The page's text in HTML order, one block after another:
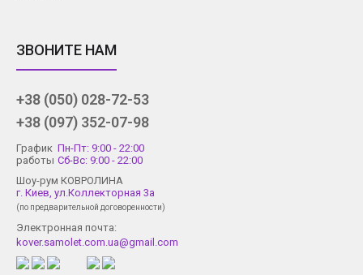
ЗВОНИТЕ НАМ
+38 (050) 028-72-53
+38 (097) 352-07-98
График
работы
Пн-Пт: 9:00 - 22:00
Сб-Вс: 9:00 - 22:00
Шоу-рум КОВРОЛИНА
г. Киев, ул.Коллекторная 3а
(по предварительной договоренности)
Электронная почта:
kover.samolet.com.ua@gmail.com